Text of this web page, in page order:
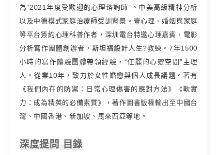
為“2021年度受歡迎的心理谘詢師”。中美高級精神分析
以及中德模式家庭治療師受訓背景。壹心理、婚姻與家庭
等平台簽約心理科普作者，深圳電台特邀心理嘉賓，電影
分析寫作團體創辦者，斯坦福設計人生?教練。7年1500
小時的寫作體驗團體帶領經驗，“任麗的心靈空間”主理
人。從業10年，致力於女性婚戀與個人成長議題。著有
《我們內在的防禦：日常心理傷害的應對方法》《軟實
力：成為精英的必備素質》，著作圖書版權輸出至中國台
灣、中國香港、新加坡、馬來西亞等地。
深度提問 目錄